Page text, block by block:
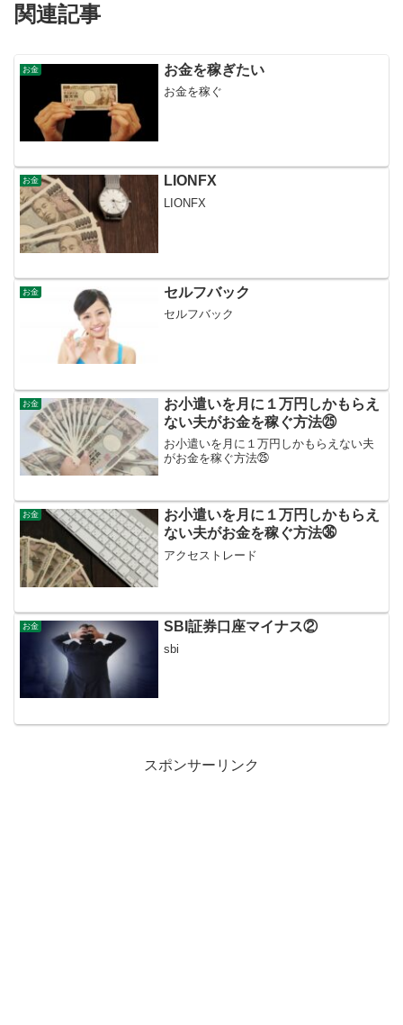
関連記事
お金 お金を稼ぎたい
お金を稼ぐ
お金 LIONFX
LIONFX
お金 セルフバック
セルフバック
お金
お小遣いを月に１万円しかもらえ
ない夫がお金を稼ぐ方法㉕
お小遣いを月に１万円しかもらえない夫
がお金を稼ぐ方法㉕
お金
お小遣いを月に１万円しかもらえ
ない夫がお金を稼ぐ方法㊱
アクセストレード
お金 SBI証券口座マイナス②
sbi
スポンサーリンク